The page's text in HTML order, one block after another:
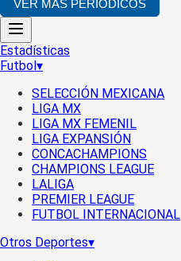
VER MÁS PERIÓDICOS
Estadísticas
Futbol▾
SELECCIÓN MEXICANA
LIGA MX
LIGA MX FEMENIL
LIGA EXPANSIÓN
CONCACHAMPIONS
CHAMPIONS LEAGUE
LALIGA
PREMIER LEAGUE
FUTBOL INTERNACIONAL
Otros Deportes▾